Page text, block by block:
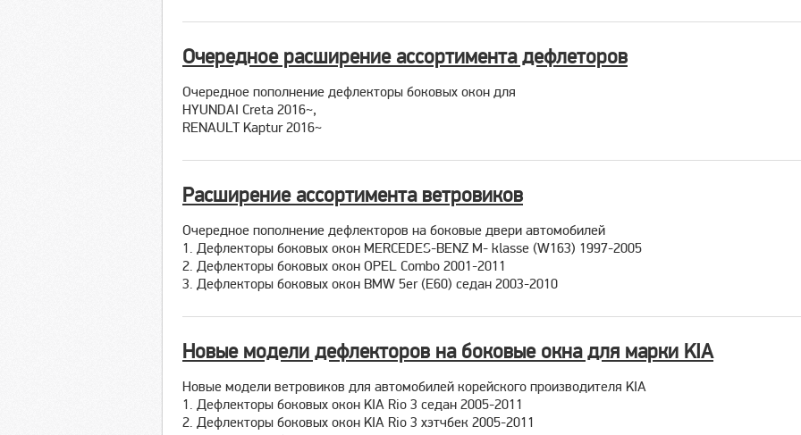
Очередное расширение ассортимента дефлеторов
Очередное пополнение дефлекторы боковых окон для
HYUNDAI Creta 2016~,
RENAULT Kaptur 2016~
Расширение ассортимента ветровиков
Очередное пополнение дефлекторов на боковые двери автомобилей
1. Дефлекторы боковых окон MERCEDES-BENZ M- klasse (W163) 1997-2005
2. Дефлекторы боковых окон OPEL Combo 2001-2011
3. Дефлекторы боковых окон BMW 5er (E60) седан 2003-2010
Новые модели дефлекторов на боковые окна для марки KIA
Новые модели ветровиков для автомобилей корейского производителя KIA
1. Дефлекторы боковых окон KIA Rio 3 седан 2005-2011
2. Дефлекторы боковых окон KIA Rio 3 хэтчбек 2005-2011